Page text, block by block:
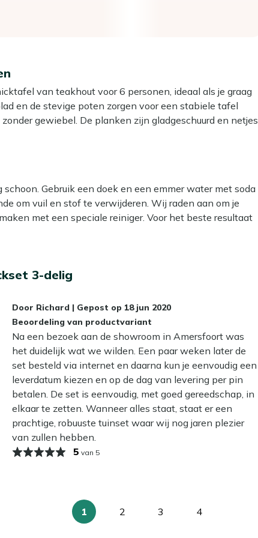
van teakhout voor 6 personen, ideaal als je graag
en de stevige poten zorgen voor een stabiele tafel
gewiebel. De planken zijn gladgeschuurd en netjes
hij gewoon het hele seizoen buiten staat. Zoek je een
er schalen en drinken bij komen.
stevig en wiebelt niet als iemand zich eens wat harder
Gebruik een doek en een emmer water met soda
om vuil en stof te verwijderen. Wij raden aan om je
met een speciale reiniger. Voor het beste resultaat
mooi en hoef je minder vaak schoon te maken. Dat is
Old teak greywash behandeling. Wij raden aan om de
stof te verwijderen. Een grondige reiniging is in het
de grijze laag kan aantasten.
staan?
buiten blijven staan. Wil je je picknickset zo lang
droog op. Zo blijven de kleuren langer mooi en
3-delig
Door Richard | Gepost op 18 jun 2020
Beoordeling van productvariant
Na een bezoek aan de showroom in Amersfoort was
het duidelijk wat we wilden. Een paar weken later de
set besteld via internet en daarna kun je eenvoudig een
leverdatum kiezen en op de dag van levering per pin
betalen. De set is eenvoudig, met goed gereedschap, in
elkaar te zetten. Wanneer alles staat, staat er een
prachtige, robuuste tuinset waar wij nog jaren plezier
van zullen hebben.
5 van 5
U
1
Pagina
2
Pagina
3
Pagina
4